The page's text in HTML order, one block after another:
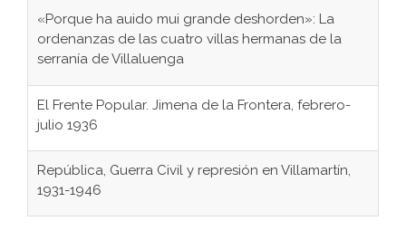
«Porque ha auido mui grande deshorden»: La
ordenanzas de las cuatro villas hermanas de la
serranía de Villaluenga
El Frente Popular. Jimena de la Frontera, febrero-
julio 1936
República, Guerra Civil y represión en Villamartín,
1931-1946